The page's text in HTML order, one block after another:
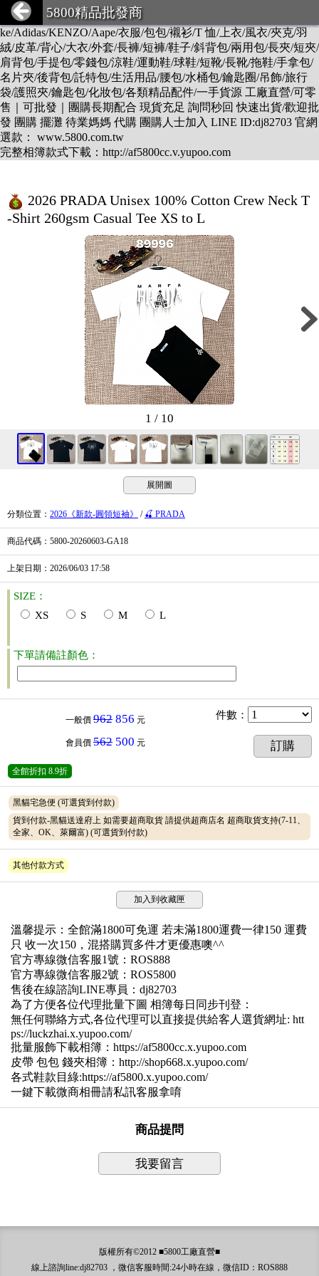
DESCENTE/LV/BURBERRY/GUCCI/PRADA/CHANEL/BALEN
CIAGA/DIOR/Hermes/FENDI/MONCLER/Armani/Supreme/CK/Ni
ke/Adidas/KENZO/Aape/衣服/包包/襯衫/T 恤/上衣/風衣/夾克/羽
絨/皮革/背心/大衣/外套/長褲/短褲/鞋子/斜背包/兩用包/長夾/短夾/
肩背包/手提包/零錢包/涼鞋/運動鞋/球鞋/短靴/長靴/拖鞋/手拿包/
名片夾/後背包/託特包/生活用品/腰包/水桶包/鑰匙圈/吊飾/旅行
袋/護照夾/鑰匙包/化妝包/各類精品配件/一手貨源 工廠直營/可零
售｜可批發｜團購長期配合 現貨充足 詢問秒回 快速出貨/歡迎批
發 團購 擺灘 待業媽媽 代購 團購人士加入 LINE ID:dj82703 官網
選款： www.5800.com.tw
完整相簿款式下載：http://af5800cc.v.yupoo.com
5800精品批發商
2026 PRADA Unisex 100% Cotton Crew Neck T
-Shirt 260gsm Casual Tee XS to L
1 / 10
展開圖
分類位置 ： 2026《新款-圓領短袖》 / 🍒 PRADA
商品代碼 ：5800-20260603-GA18
上架日期 ：2026/06/03 17:58
SIZE：
XS
S M L
下單請備註顏色：
一般價 962 856 元
會員價 562 500 元
件數 ：
訂購
全館折扣 8.9折
黑貓宅急便 (可選貨到付款)
貨到付款-黑貓送達府上 如需要超商取貨 請提供超商店名 超商取貨支持(7-11、
全家、OK、萊爾富) (可選貨到付款)
其他付款方式
加入到收藏匣
溫馨提示：全館滿1800可免運 若未滿1800運費一律150 運費
只 收一次150，混搭購買多件才更優惠噢^^
官方專線微信客服1號：ROS888
官方專線微信客服2號：ROS5800
售後在線諮詢LINE專員：dj82703
為了方便各位代理批量下圖 相簿每日同步刊登：
無任何聯絡方式,各位代理可以直接提供給客人選貨網址: htt
ps://luckzhai.x.yupoo.com/
批量服飾下載相簿：https://af5800cc.x.yupoo.com
皮帶 包包 錢夾相簿：http://shop668.x.yupoo.com/
各式鞋款目綠:https://af5800.x.yupoo.com/
一鍵下載微商相冊請私訊客服拿唷
商品提問
我要留言
版權所有©2012 ■5800工廠直營■
線上諮詢line:dj82703 ，微信客服時間:24小時在線，微信ID：ROS888